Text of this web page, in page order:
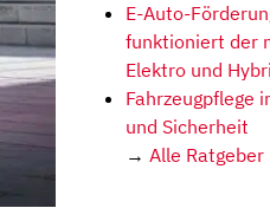
E-Auto-
funktioniert der
Elektro und
Fahrzeugpflege
und Sicherheit
→ Alle Ratgeber